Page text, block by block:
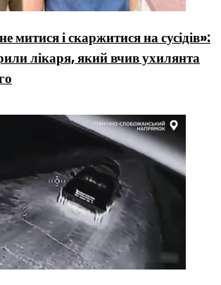
митися і скаржитися на сусідів»:
лікаря, який вчив ухилянта